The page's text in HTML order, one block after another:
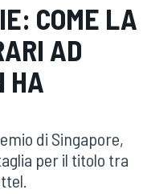
COME LA
AD
HA
di Singapore,
per il titolo tra